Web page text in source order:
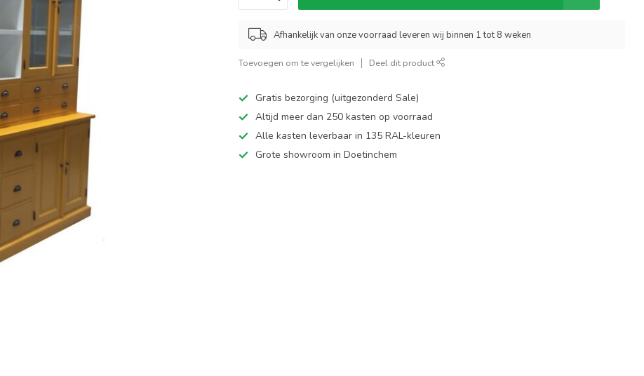
Afhankelijk van onze voorraad leveren wij binnen 1 tot 8 weken
Toevoegen om te vergelijken Deel dit product
Gratis bezorging (uitgezonderd Sale)
Altijd meer dan 250 kasten op voorraad
Alle kasten leverbaar in 135 RAL-kleuren
Grote showroom in Doetinchem